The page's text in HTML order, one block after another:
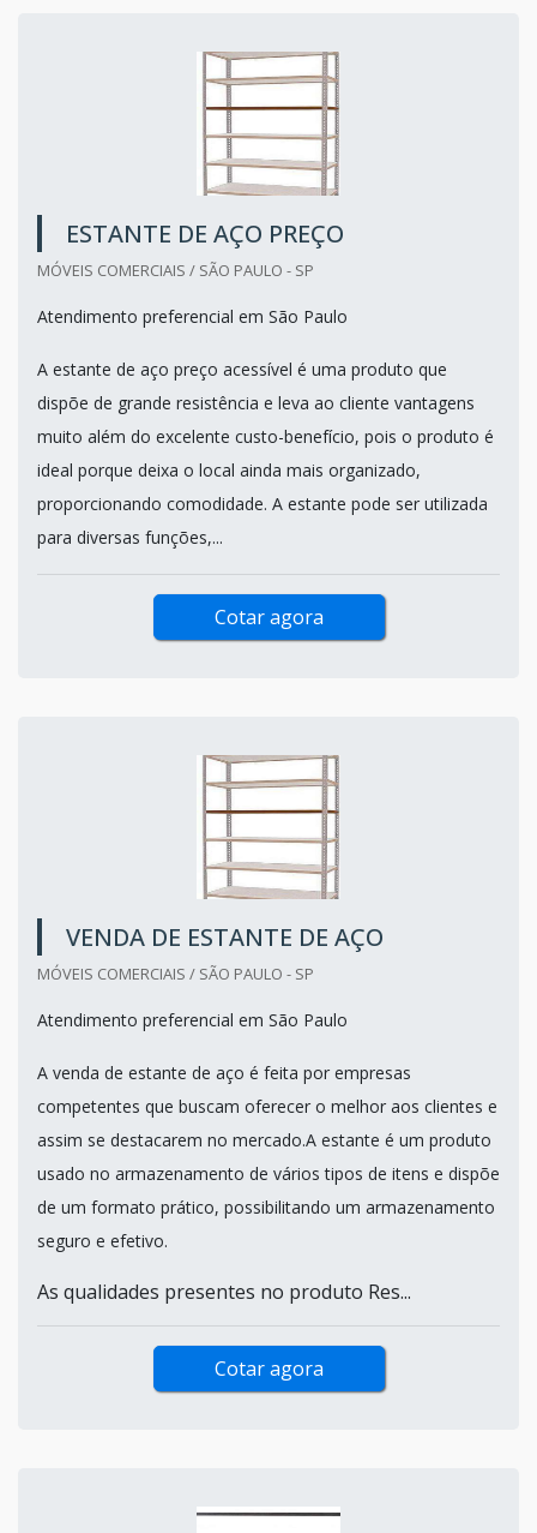
ESTANTE DE AÇO PREÇO
MÓVEIS COMERCIAIS / SÃO PAULO - SP
Atendimento preferencial em São Paulo
A estante de aço preço acessível é uma produto que
dispõe de grande resistência e leva ao cliente vantagens
muito além do excelente custo-benefício, pois o produto é
ideal porque deixa o local ainda mais organizado,
proporcionando comodidade. A estante pode ser utilizada
para diversas funções,...
Cotar agora
VENDA DE ESTANTE DE AÇO
MÓVEIS COMERCIAIS / SÃO PAULO - SP
Atendimento preferencial em São Paulo
A venda de estante de aço é feita por empresas
competentes que buscam oferecer o melhor aos clientes e
assim se destacarem no mercado.A estante é um produto
usado no armazenamento de vários tipos de itens e dispõe
de um formato prático, possibilitando um armazenamento
seguro e efetivo.
As qualidades presentes no produto Res...
Cotar agora